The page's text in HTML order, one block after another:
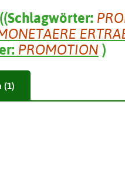
((Schlagwörter:
PROMOTION )
(1)